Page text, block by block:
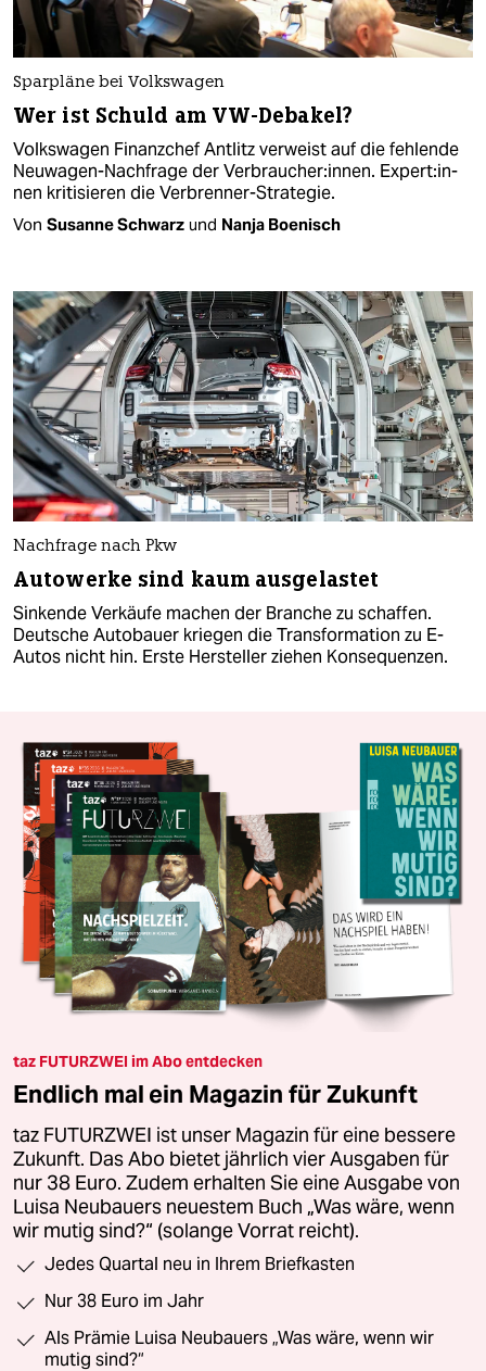
Sparpläne bei Volkswagen
Wer ist Schuld am VW-Debakel?
Volkswagen Finanzchef Antlitz verweist auf die fehlende
Neuwagen-Nachfrage der Verbraucher:innen. Ex­per­t:in­
nen kritisieren die Verbrenner-Strategie.
Von Susanne Schwarz und Nanja Boenisch
Nachfrage nach Pkw
Autowerke sind kaum ausgelastet
Sinkende Verkäufe machen der Branche zu schaffen.
Deutsche Autobauer kriegen die Transformation zu E-
Autos nicht hin. Erste Hersteller ziehen Konsequenzen.
taz FUTURZWEI im Abo entdecken
Endlich mal ein Magazin für Zukunft
taz FUTURZWEI ist unser Magazin für eine bessere
Zukunft. Das Abo bietet jährlich vier Ausgaben für
nur 38 Euro. Zudem erhalten Sie eine Ausgabe von
Luisa Neubauers neuestem Buch „Was wäre, wenn
wir mutig sind?“ (solange Vorrat reicht).
Jedes Quartal neu in Ihrem Briefkasten
Nur 38 Euro im Jahr
Als Prämie Luisa Neubauers „Was wäre, wenn wir
mutig sind?“